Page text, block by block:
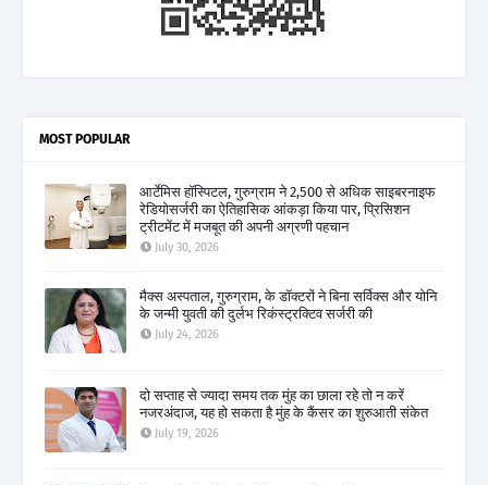
MOST POPULAR
आर्टेमिस हॉस्पिटल, गुरुग्राम ने 2,500 से अधिक साइबरनाइफ
रेडियोसर्जरी का ऐतिहासिक आंकड़ा किया पार, प्रिसिशन
ट्रीटमेंट में मजबूत की अपनी अग्रणी पहचान
July 30, 2026
मैक्स अस्पताल, गुरुग्राम, के डॉक्टरों ने बिना सर्विक्स और योनि
के जन्मी युवती की दुर्लभ रिकंस्ट्रक्टिव सर्जरी की
July 24, 2026
दो सप्ताह से ज्यादा समय तक मुंह का छाला रहे तो न करें
नजरअंदाज, यह हो सकता है मुंह के कैंसर का शुरुआती संकेत
July 19, 2026